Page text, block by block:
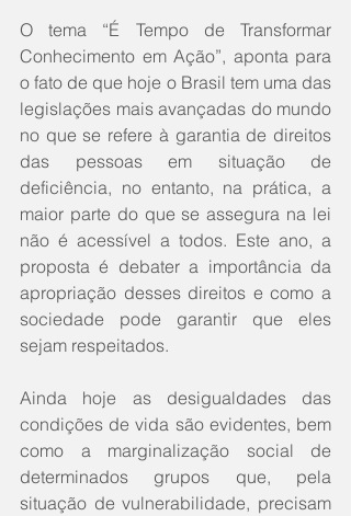
O tema “É Tempo de Transformar
Conhecimento em Ação”, aponta para
o fato de que hoje o Brasil tem uma das
legislações mais avançadas do mundo
no que se refere à garantia de direitos
das pessoas em situação de
deficiência, no entanto, na prática, a
maior parte do que se assegura na lei
não é acessível a todos. Este ano, a
proposta é debater a importância da
apropriação desses direitos e como a
sociedade pode garantir que eles
sejam respeitados.
Ainda hoje as desigualdades das
condições de vida são evidentes, bem
como a marginalização social de
determinados grupos que, pela
situação de vulnerabilidade, precisam